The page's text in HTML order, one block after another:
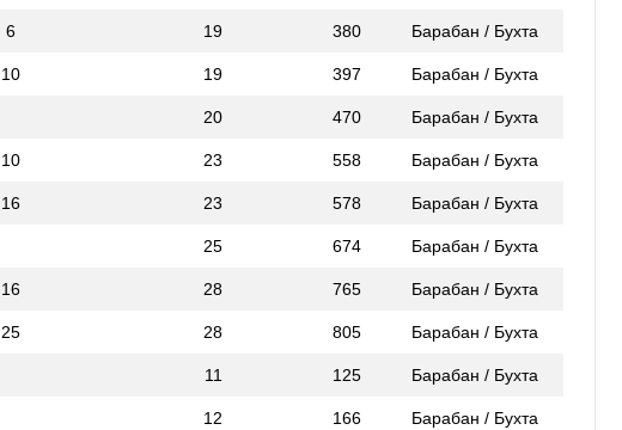
6 19 380 Барабан / Бухта
10 19 397 Барабан / Бухта
20 470 Барабан / Бухта
10 23 558 Барабан / Бухта
16 23 578 Барабан / Бухта
25 674 Барабан / Бухта
16 28 765 Барабан / Бухта
25 28 805 Барабан / Бухта
11 125 Барабан / Бухта
12 166 Барабан / Бухта